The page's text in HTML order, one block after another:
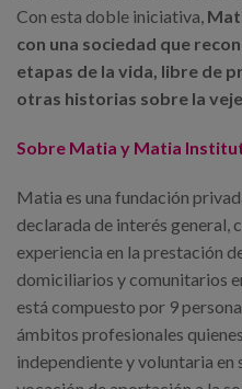
Con esta doble iniciativa,
con una sociedad que
etapas de la vida, libre de
otras historias sobre la
Sobre Matia y Matia
Matia es una fundación
declarada de interés general,
experiencia en la prestación
domiciliarios y comunitarios
está compuesto por 9
ámbitos profesionales
independiente y voluntaria en